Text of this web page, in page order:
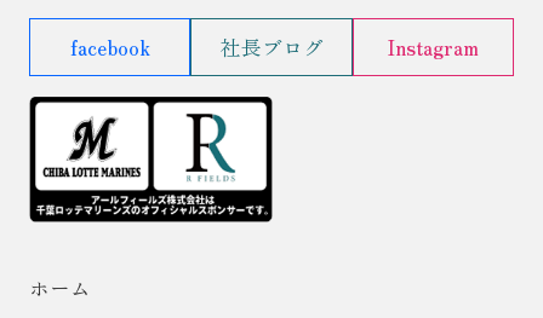
facebook 社長ブログ Instagram
ホーム